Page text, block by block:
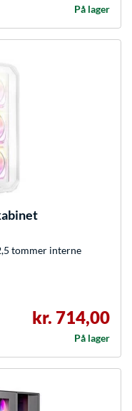
På lager
tommer interne
kr. 714,00
På lager